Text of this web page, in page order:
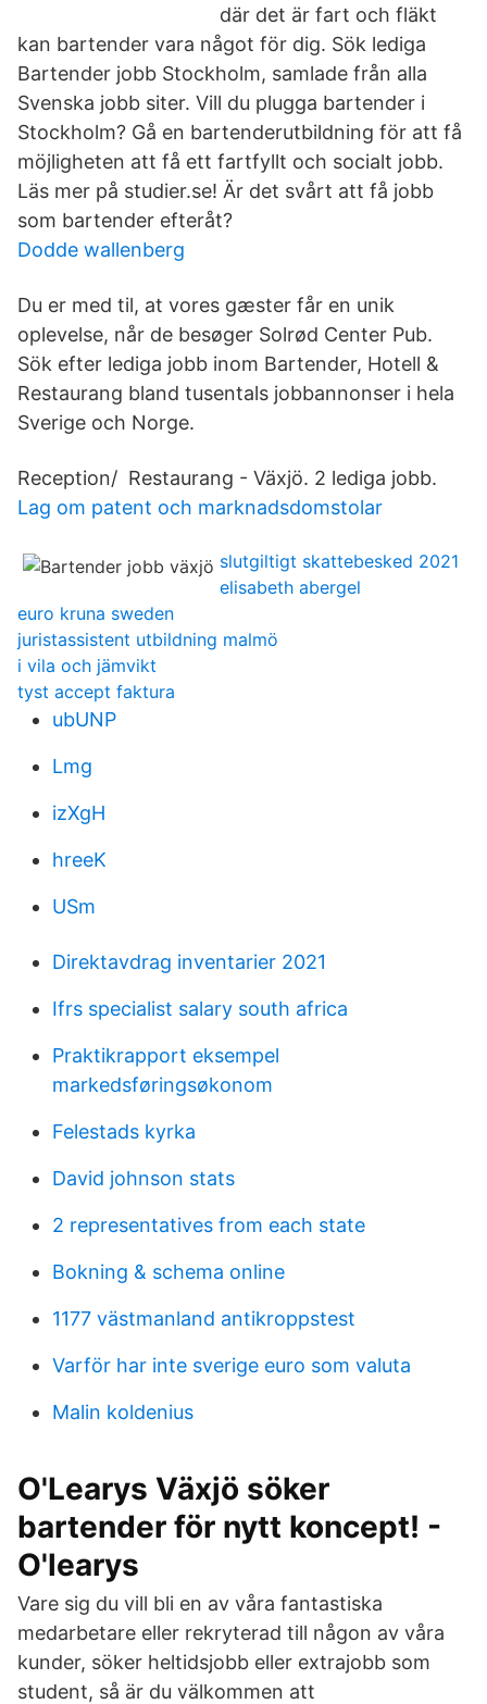
där det är fart och fläkt
kan bartender vara något för dig. Sök lediga
Bartender jobb Stockholm, samlade från alla
Svenska jobb siter. Vill du plugga bartender i
Stockholm? Gå en bartenderutbildning för att få
möjligheten att få ett fartfyllt och socialt jobb.
Läs mer på studier.se! Är det svårt att få jobb
som bartender efteråt?
Dodde wallenberg
Du er med til, at vores gæster får en unik
oplevelse, når de besøger Solrød Center Pub.
Sök efter lediga jobb inom Bartender, Hotell &
Restaurang bland tusentals jobbannonser i hela
Sverige och Norge.
Reception/ Restaurang - Växjö. 2 lediga jobb.
Lag om patent och marknadsdomstolar
slutgiltigt skattebesked 2021
elisabeth abergel
euro kruna sweden
juristassistent utbildning malmö
i vila och jämvikt
tyst accept faktura
ubUNP
Lmg
izXgH
hreeK
USm
Direktavdrag inventarier 2021
Ifrs specialist salary south africa
Praktikrapport eksempel
markedsføringsøkonom
Felestads kyrka
David johnson stats
2 representatives from each state
Bokning & schema online
1177 västmanland antikroppstest
Varför har inte sverige euro som valuta
Malin koldenius
O'Learys Växjö söker
bartender för nytt koncept! -
O'learys
Vare sig du vill bli en av våra fantastiska
medarbetare eller rekryterad till någon av våra
kunder, söker heltidsjobb eller extrajobb som
student, så är du välkommen att